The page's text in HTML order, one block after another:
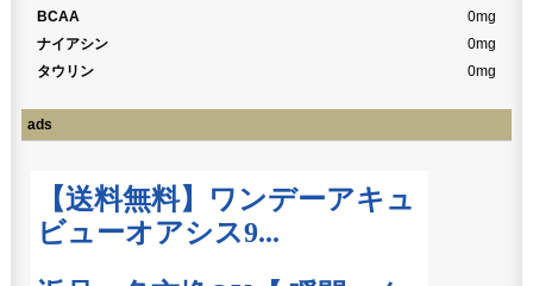
BCAA
0mg
ナイアシン
0mg
タウリン
0mg
ads